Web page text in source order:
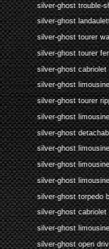
silver-ghost trouble-
silver-ghost
silver-ghost tourer
silver-ghost tourer
silver-ghost cabriolet
silver-ghost
silver-ghost tourer
silver-ghost
silver-ghost
silver-ghost
silver-ghost
silver-ghost
silver-ghost torpedo
silver-ghost
silver-ghost
silver-ghost open